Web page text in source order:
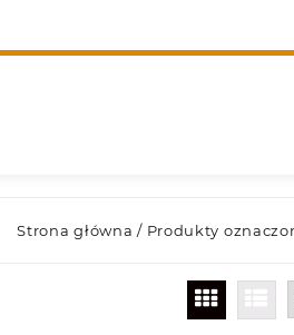
Strona główna / Produkty